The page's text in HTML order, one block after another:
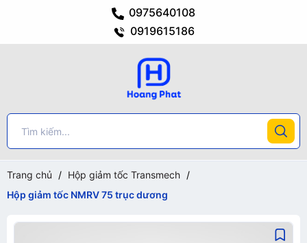
0975640108
0919615186
Trang chủ / Hộp giảm tốc Transmech /
Hộp giảm tốc NMRV 75 trục dương